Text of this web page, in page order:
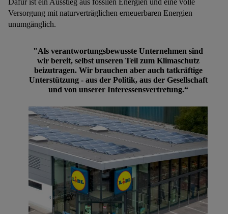
Dafür ist ein Ausstieg aus fossilen Energien und eine volle
Versorgung mit naturverträglichen erneuerbaren Energien
unumgänglich.
"Als verantwortungsbewusste Unternehmen sind
wir bereit, selbst unseren Teil zum Klimaschutz
beizutragen. Wir brauchen aber auch tatkräftige
Unterstützung - aus der Politik, aus der Gesellschaft
und von unserer Interessensvertretung.“
Techniken zulassen. Durch einen Klick auf „Zustimmen“
stimmen Sie allen Verarbeitungen zu sämtlichen vorgenannten
Zwecken zu. Weitere Informationen, auch zur Speicherdauer
Wirkung für die Zukunft zu widerrufen, finden Sie in unseren
Datenschutzbestimmungen.Die Impressen finden Sie hier.